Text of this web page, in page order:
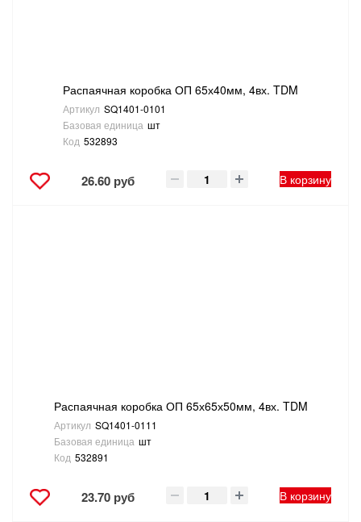
Распаячная коробка ОП 65х40мм, 4вх. TDM
Артикул SQ1401-0101
Базовая единица шт
Код 532893
26.60 руб В корзину
Распаячная коробка ОП 65х65х50мм, 4вх. TDM
Артикул SQ1401-0111
Базовая единица шт
Код 532891
23.70 руб В корзину